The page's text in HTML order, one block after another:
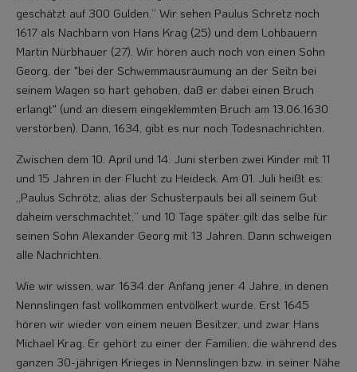
geschätzt auf 300 Gulden.“ Wir sehen Paulus Schretz noch
1617 als Nachbarn von Hans Krag (25) und dem Lohbauern
Martin Nürbhauer (27). Wir hören auch noch von einen Sohn
Georg, der "bei der Schwemmausräumung an der Seitn bei
seinem Wagen so hart gehoben, daß er dabei einen Bruch
erlangt" (und an diesem eingeklemmten Bruch am 13.06.1630
verstorben). Dann, 1634, gibt es nur noch Todesnachrichten.
Zwischen dem 10. April und 14. Juni sterben zwei Kinder mit 11
und 15 Jahren in der Flucht zu Heideck. Am 01. Juli heißt es:
„Paulus Schrötz, alias der Schusterpauls bei all seinem Gut
daheim verschmachtet,“ und 10 Tage später gilt das selbe für
sei­nen Sohn Alexander Georg mit 13 Jahren. Dann schweigen
alle Nachrichten.
Wie wir wissen, war 1634 der Anfang jener 4 Jahre, in denen
Nennslingen fast voll­kommen entvölkert wurde. Erst 1645
hören wir wieder von einem neuen Besitzer, und zwar Hans
Michael Krag. Er gehört zu einer der Familien, die während des
ganzen 30-jährigen Krieges in Nennslingen bzw. in seiner Nähe